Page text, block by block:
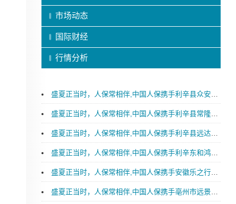
市场动态
国际财经
行情分析
盛夏正当时，人保常相伴,中国人保携手利辛县众安汽车购车嘉年华
盛夏正当时，人保常相伴,中国人保携手利辛县常隆汽车购车嘉年华
盛夏正当时，人保常相伴,中国人保携手利辛县远达汽车购车嘉年华
盛夏正当时，人保常相伴,中国人保携手利辛东和鸿淼汽车购车嘉年华
盛夏正当时，人保常相伴,中国人保携手安徽乐之行汽车购车嘉年华
盛夏正当时，人保常相伴,中国人保携手亳州市远景特润汽车购车嘉年华